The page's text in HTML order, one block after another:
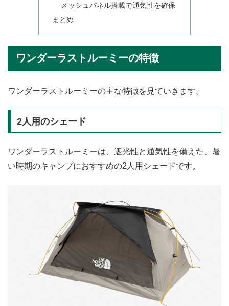
メッシュパネル搭載で通気性を確保
まとめ
ワンダーラストルーミーの特徴
ワンダーラストルーミーの主な特徴を見ていきます。
2人用のシェード
ワンダーラストルーミーは、遮光性と通気性を備えた、暑
い時期のキャンプにおすすめの2人用シェードです。